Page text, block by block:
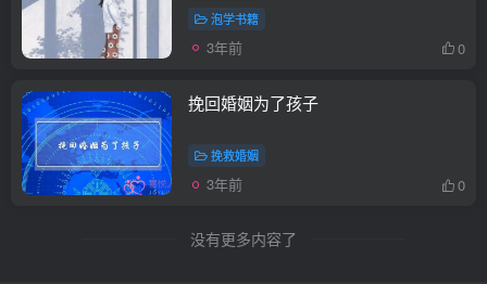
泡学书籍
3年前 0
挽回婚姻为了孩子
挽救婚姻
3年前 0
没有更多内容了